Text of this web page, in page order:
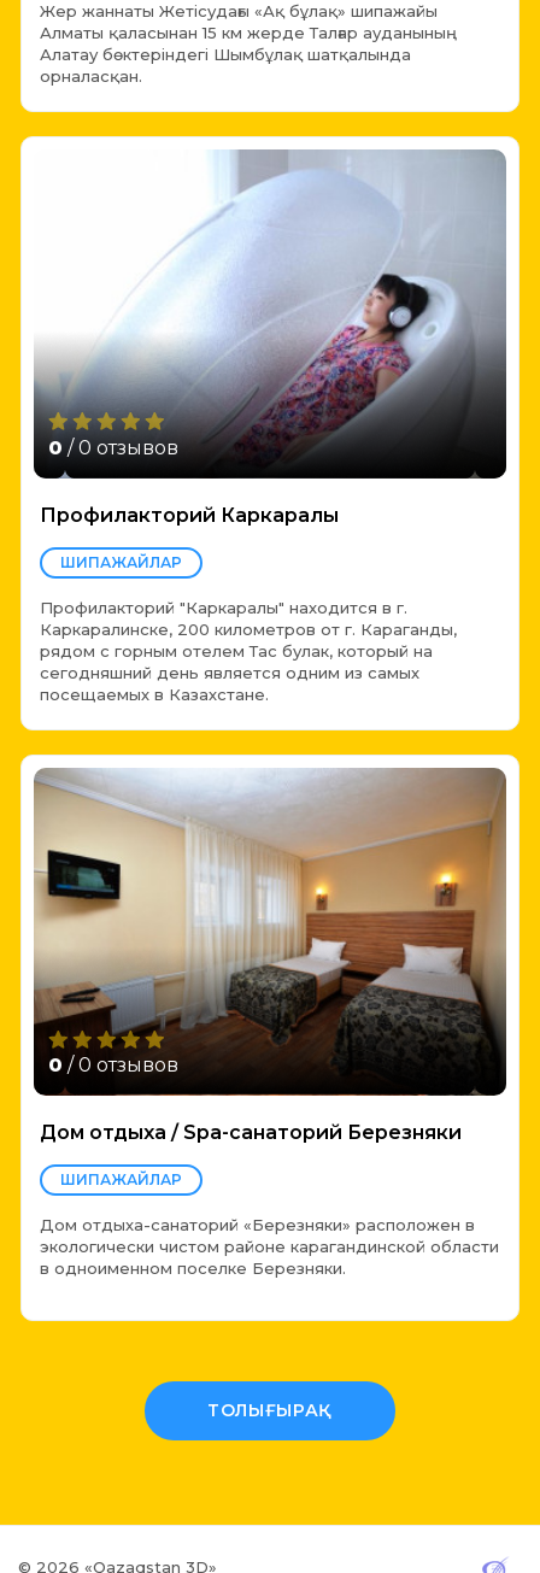
Жер жаннаты Жетісудағы «Ақ бұлақ» шипажайы
Алматы қаласынан 15 км жерде Талғар ауданының
Алатау бөктеріндегі Шымбұлақ шатқалында
орналасқан.
0 / 0 отзывов
Профилакторий Каркаралы
ШИПАЖАЙЛАР
Профилакторий "Каркаралы" находится в г.
Каркаралинске, 200 километров от г. Караганды,
рядом с горным отелем Тас булак, который на
сегодняшний день является одним из самых
посещаемых в Казахстане.
0 / 0 отзывов
Дом отдыха / Spa-санаторий Березняки
ШИПАЖАЙЛАР
Дом отдыха-санаторий «Березняки» расположен в
экологически чистом районе карагандинской области
в одноименном поселке Березняки.
ТОЛЫҒЫРАҚ
© 2026 «Qazaqstan 3D»